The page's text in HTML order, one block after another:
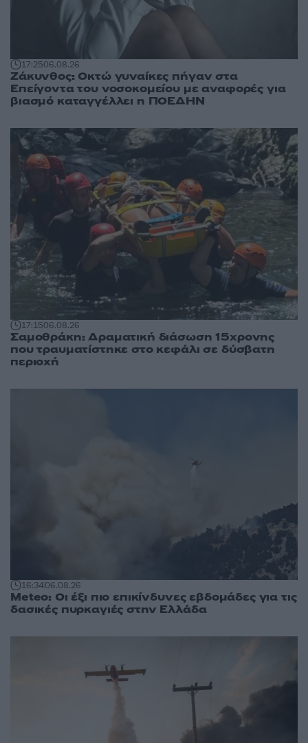
17:2506.08.26
Ζάκυνθος: Οκτώ γυναίκες πήγαν στα
Επείγοντα του νοσοκομείου με αναφορές για
βιασμό καταγγέλλει η ΠΟΕΔΗΝ
17:1506.08.26
Σαμοθράκη: Δραματική διάσωση 15χρονης
που τραυματίστηκε στο κεφάλι σε δύσβατη
περιοχή
16:3406.08.26
Meteo: Οι έξι πιο επικίνδυνες εβδομάδες για τις
δασικές πυρκαγιές στην Ελλάδα